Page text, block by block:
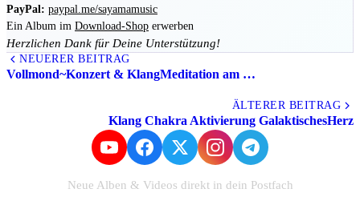
PayPal: paypal.me/sayamamusic
Ein Album im Download-Shop erwerben
Herzlichen Dank für Deine Unterstützung!
NEUERER BEITRAG
Vollmond~Konzert & KlangMeditation am …
ÄLTERER BEITRAG
Klang Chakra Aktivierung GalaktischesHerz
Neue Alben & Videos direkt in dein Postfach